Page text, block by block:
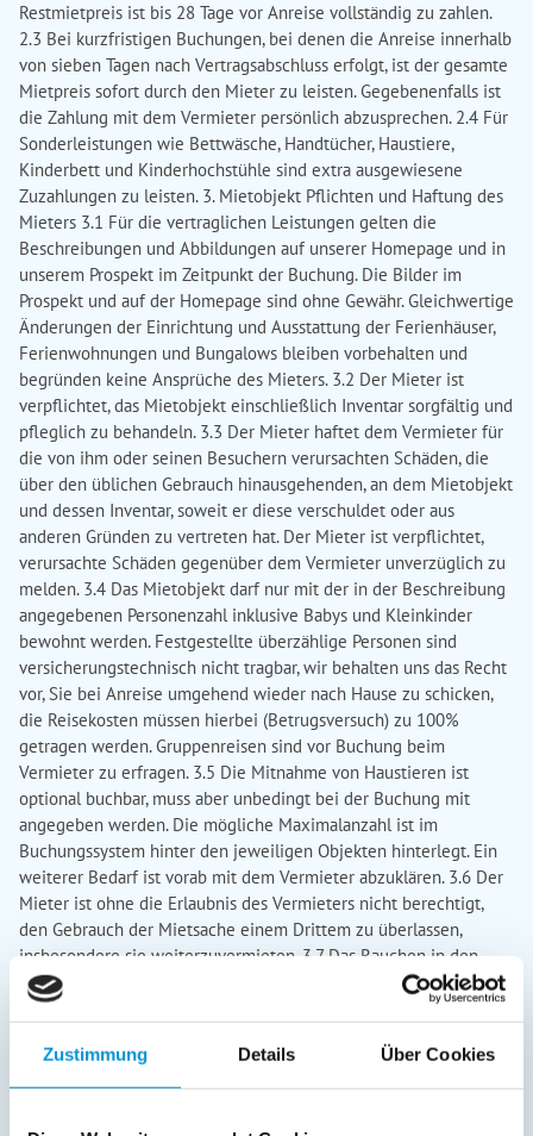
Zustimmung Details Über Cookies
Restmietpreis ist bis 28 Tage vor Anreise vollständig zu zahlen.
2.3 Bei kurzfristigen Buchungen, bei denen die Anreise innerhalb
von sieben Tagen nach Vertragsabschluss erfolgt, ist der gesamte
Mietpreis sofort durch den Mieter zu leisten. Gegebenenfalls ist
die Zahlung mit dem Vermieter persönlich abzusprechen. 2.4 Für
Sonderleistungen wie Bettwäsche, Handtücher, Haustiere,
Kinderbett und Kinderhochstühle sind extra ausgewiesene
Zuzahlungen zu leisten. 3. Mietobjekt Pflichten und Haftung des
Mieters 3.1 Für die vertraglichen Leistungen gelten die
Beschreibungen und Abbildungen auf unserer Homepage und in
unserem Prospekt im Zeitpunkt der Buchung. Die Bilder im
Prospekt und auf der Homepage sind ohne Gewähr. Gleichwertige
Änderungen der Einrichtung und Ausstattung der Ferienhäuser,
Ferienwohnungen und Bungalows bleiben vorbehalten und
begründen keine Ansprüche des Mieters. 3.2 Der Mieter ist
verpflichtet, das Mietobjekt einschließlich Inventar sorgfältig und
pfleglich zu behandeln. 3.3 Der Mieter haftet dem Vermieter für
die von ihm oder seinen Besuchern verursachten Schäden, die
über den üblichen Gebrauch hinausgehenden, an dem Mietobjekt
und dessen Inventar, soweit er diese verschuldet oder aus
anderen Gründen zu vertreten hat. Der Mieter ist verpflichtet,
verursachte Schäden gegenüber dem Vermieter unverzüglich zu
melden. 3.4 Das Mietobjekt darf nur mit der in der Beschreibung
angegebenen Personenzahl inklusive Babys und Kleinkinder
bewohnt werden. Festgestellte überzählige Personen sind
versicherungstechnisch nicht tragbar, wir behalten uns das Recht
vor, Sie bei Anreise umgehend wieder nach Hause zu schicken,
die Reisekosten müssen hierbei (Betrugsversuch) zu 100%
getragen werden. Gruppenreisen sind vor Buchung beim
Vermieter zu erfragen. 3.5 Die Mitnahme von Haustieren ist
optional buchbar, muss aber unbedingt bei der Buchung mit
angegeben werden. Die mögliche Maximalanzahl ist im
Buchungssystem hinter den jeweiligen Objekten hinterlegt. Ein
weiterer Bedarf ist vorab mit dem Vermieter abzuklären. 3.6 Der
Mieter ist ohne die Erlaubnis des Vermieters nicht berechtigt,
den Gebrauch der Mietsache einem Drittem zu überlassen,
insbesondere sie weiterzuvermieten. 3.7 Das Rauchen in den
Unterkünften ist nicht gestattet. 4. Anreise und Abreisen 4.1 Die
Unterkunft steht Ihnen am Anreisetag ab 16:00 Uhr zur
Schlüssel zur Ferienunterkunft erhalten Sie direkt bei der
Anmeldung. Anreisen nach 18:00 Uhr sind persönlich/per Mail